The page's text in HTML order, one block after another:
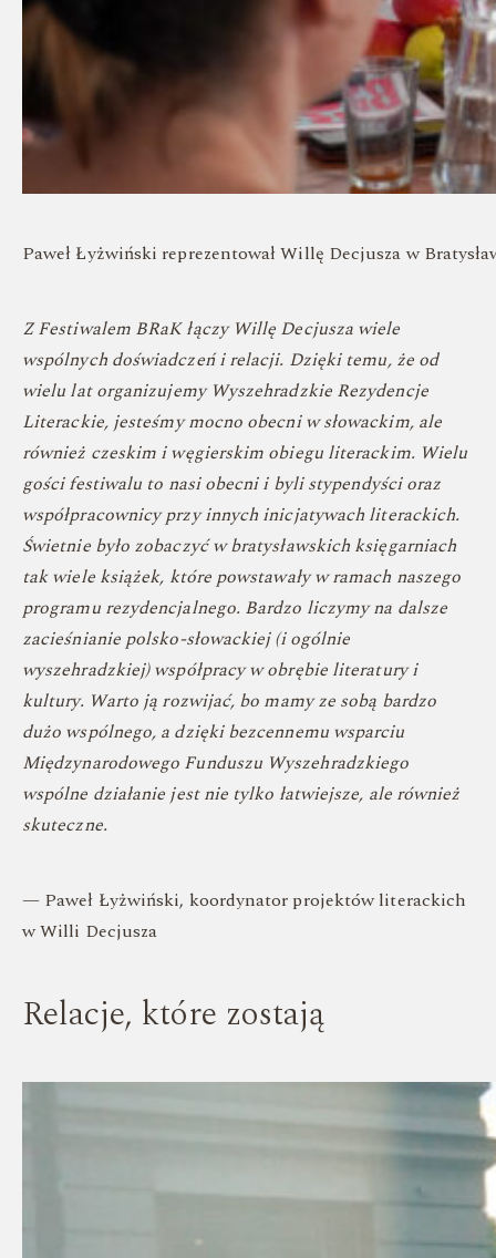
Paweł Łyżwiński reprezentował Willę Decjusza w
Z Festiwalem BRaK łączy Willę Decjusza wiele
wspólnych doświadczeń i relacji. Dzięki temu, że od
wielu lat organizujemy Wyszehradzkie Rezydencje
Literackie, jesteśmy mocno obecni w słowackim, ale
również czeskim i węgierskim obiegu literackim. Wielu
gości festiwalu to nasi obecni i byli stypendyści oraz
współpracownicy przy innych inicjatywach literackich.
Świetnie było zobaczyć w bratysławskich księgarniach
tak wiele książek, które powstawały w ramach naszego
programu rezydencjalnego. Bardzo liczymy na dalsze
zacieśnianie polsko-słowackiej (i ogólnie
wyszehradzkiej) współpracy w obrębie literatury i
kultury. Warto ją rozwijać, bo mamy ze sobą bardzo
dużo wspólnego, a dzięki bezcennemu wsparciu
Międzynarodowego Funduszu Wyszehradzkiego
wspólne działanie jest nie tylko łatwiejsze, ale również
skuteczne.
— Paweł Łyżwiński, koordynator projektów literackich
w Willi Decjusza
Relacje, które zostają